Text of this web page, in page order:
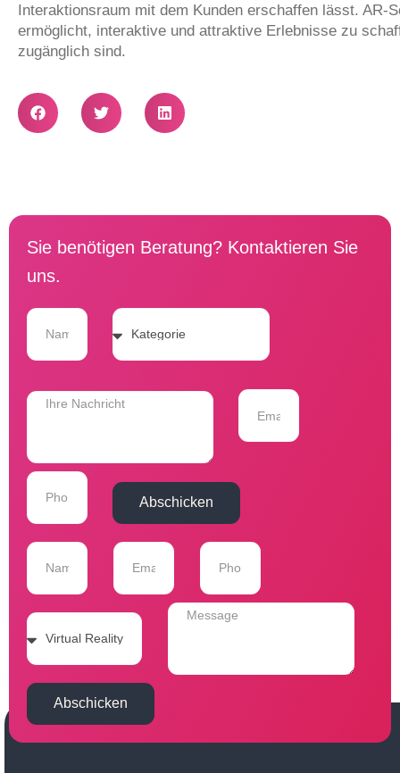
Interaktionsraum mit dem Kunden erschaffen lässt.
ermöglicht, interaktive und attraktive Erlebnisse zu
zugänglich sind.
Sie benötigen Beratung? Kontaktieren Sie
uns.
Abschicken
Abschicken